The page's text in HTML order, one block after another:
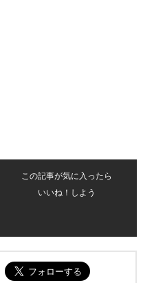
この記事が気に入ったら
いいね！しよう